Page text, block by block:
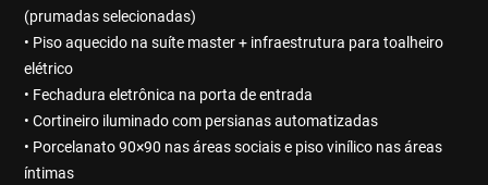
(prumadas selecionadas)
• Piso aquecido na suíte master + infraestrutura para toalheiro
elétrico
• Fechadura eletrônica na porta de entrada
• Cortineiro iluminado com persianas automatizadas
• Porcelanato 90×90 nas áreas sociais e piso vinílico nas áreas
íntimas